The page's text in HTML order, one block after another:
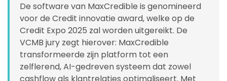
De software van MaxCredible is genomineerd
voor de Credit innovatie award, welke op de
Credit Expo 2025 zal worden uitgereikt. De
VCMB jury zegt hierover: MaxCredible
transformeerde zijn platform tot een
zelflerend, AI-gedreven systeem dat zowel